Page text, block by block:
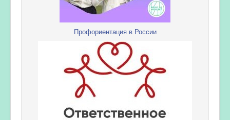
Профориентация в России